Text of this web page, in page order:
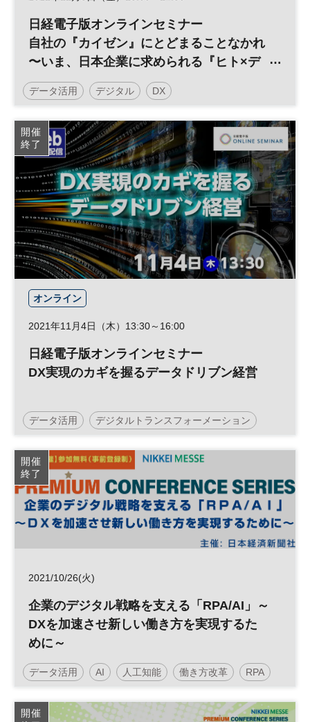
日経電子版オンラインセミナー
自社の『カイゼン』にとどまることなかれ
〜いま、日本企業に求められる『ヒト×デ
ジタル』を最大化するDX経営とは〜
データ活用 デジタル DX
日経オンラインセミナー
開催
終了
オンライン
2021年11月4日（木）13:30～16:00
日経電子版オンラインセミナー
DX実現のカギを握るデータドリブン経営
データ活用 デジタルトランスフォーメーション
データドリブン DX
日経オンラインセミナー
開催
終了
2021/10/26(火)
企業のデジタル戦略を支える「RPA/AI」～
DXを加速させ新しい働き方を実現するた
めに～
データ活用 AI 人工知能 働き方改革 RPA
DX
参加無料
開催